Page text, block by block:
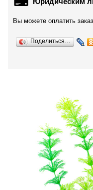
Вы можете оплатить
Поделиться…